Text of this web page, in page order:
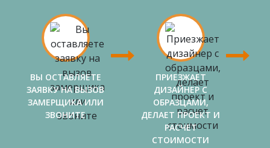
ВЫ ОСТАВЛЯЕТЕ
ЗАЯВКУ НА ВЫЗОВ
ЗАМЕРЩИКА ИЛИ
ЗВОНИТЕ
ПРИЕЗЖАЕТ
ДИЗАЙНЕР С
ОБРАЗЦАМИ,
ДЕЛАЕТ ПРОЕКТ И
РАСЧЕТ
СТОИМОСТИ